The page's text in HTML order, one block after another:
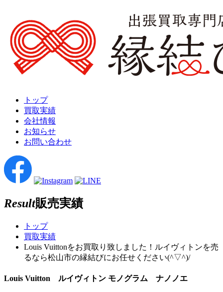
トップ
買取実績
会社情報
お知らせ
お問い合わせ
Result販売実績
トップ
買取実績
Louis Vuittonをお買取り致しました！ルイヴィトンを売
るなら松山市の縁結びにお任せください(^▽^)/
Louis Vuitton ルイヴィトン モノグラム ナノノエ